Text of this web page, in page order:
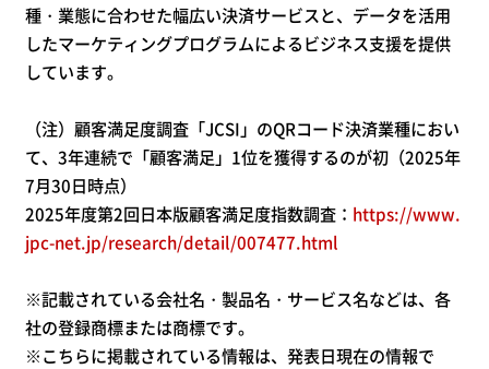
種・業態に合わせた幅広い決済サービスと、データを活用
したマーケティングプログラムによるビジネス支援を提供
しています。
（注）顧客満足度調査「JCSI」のQRコード決済業種におい
て、3年連続で「顧客満足」1位を獲得するのが初（2025年
7月30日時点）
2025年度第2回日本版顧客満足度指数調査： https://www.
jpc-net.jp/research/detail/007477.html
※記載されている会社名・製品名・サービス名などは、各
社の登録商標または商標です。
※こちらに掲載されている情報は、発表日現在の情報で